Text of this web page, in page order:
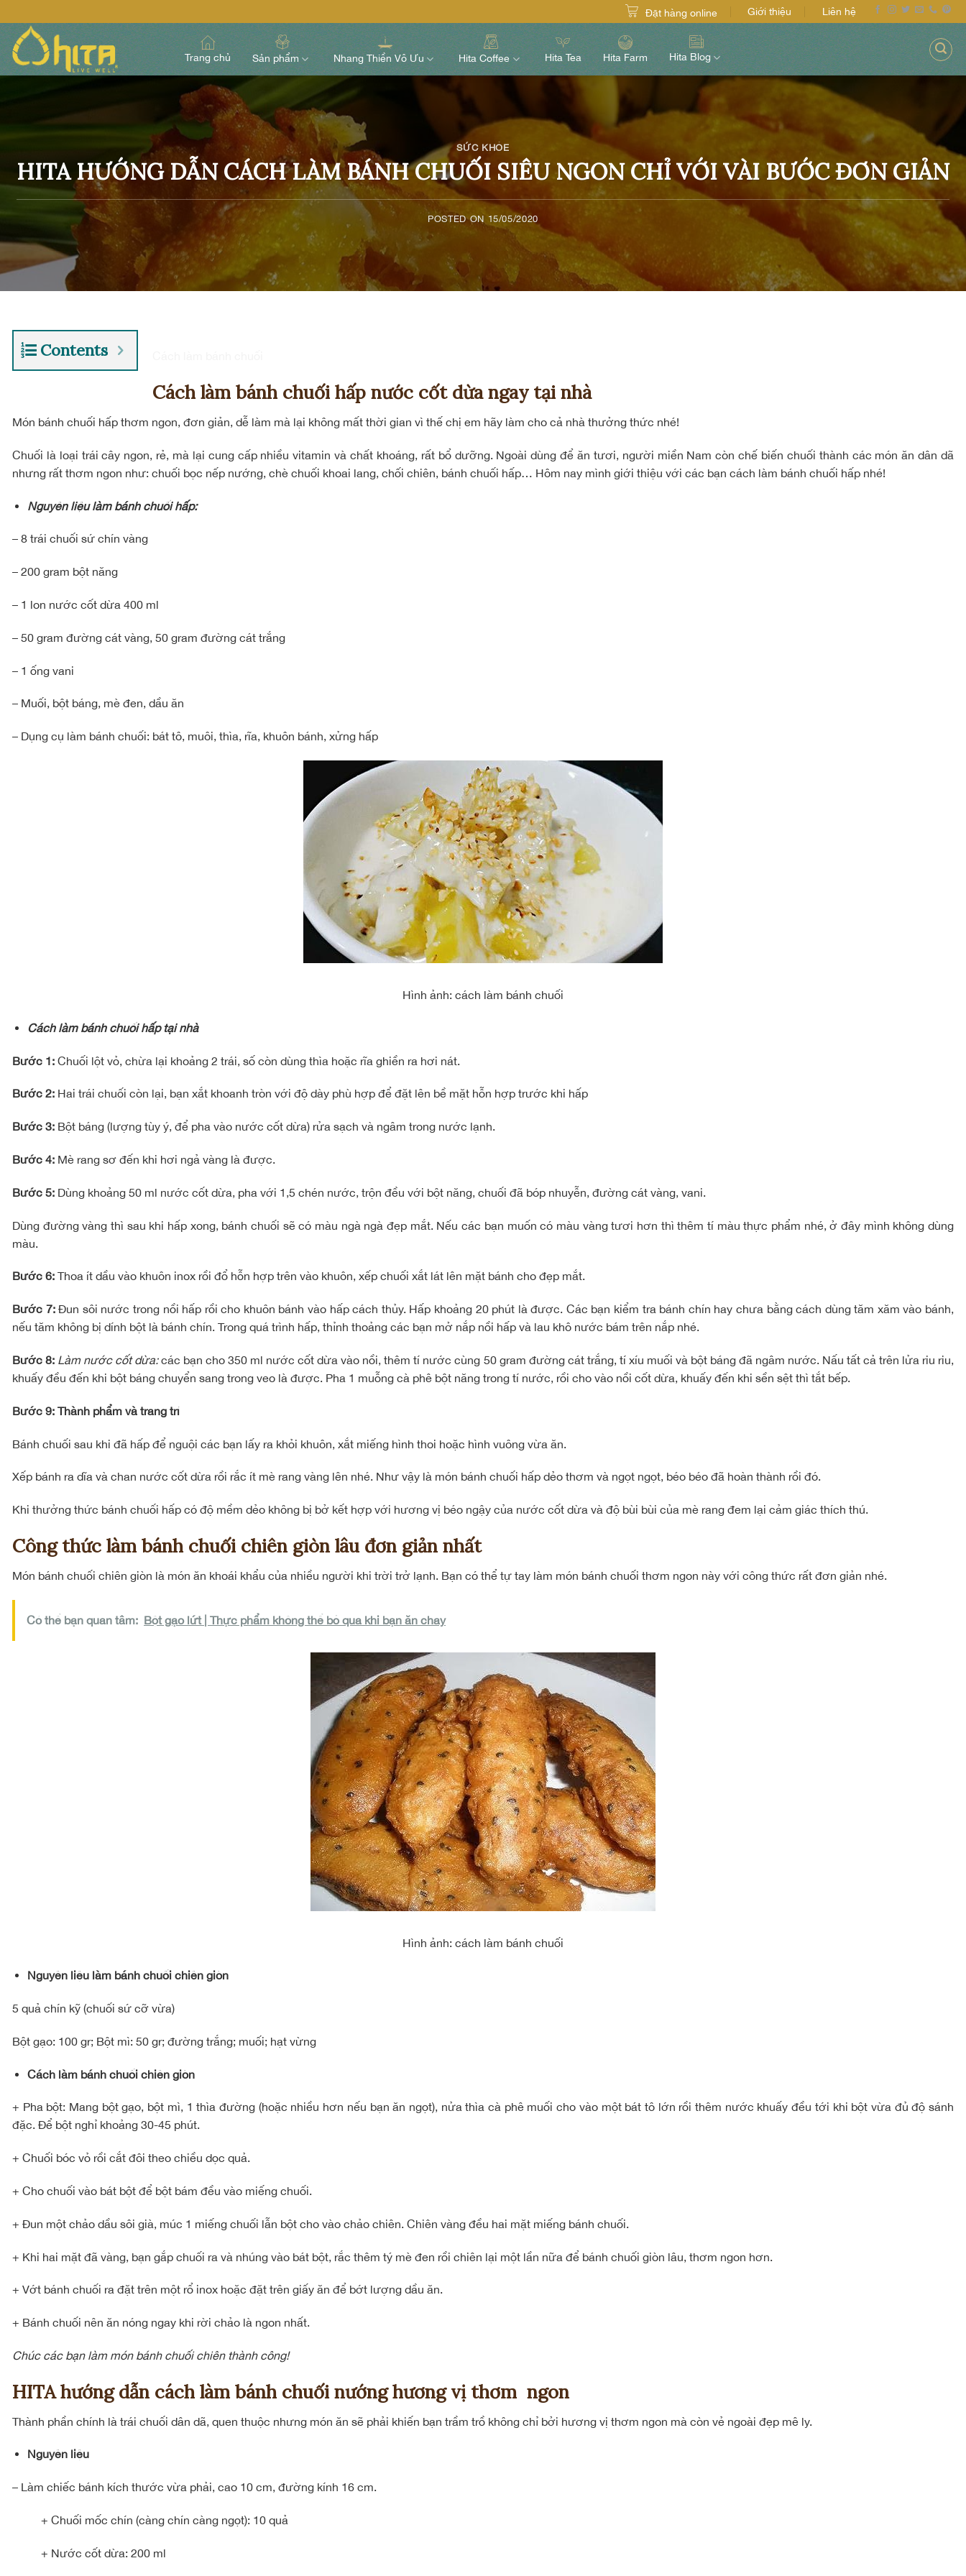
to
content
Đặt hàng online Giới thiệu Liên hệ
Trang chủ Sản phẩm Nhang Thiền Vô Ưu Hita Coffee Hita Tea Hita Farm Hita Blog
SỨC KHỎE
HITA HƯỚNG DẪN CÁCH LÀM BÁNH CHUỐI SIÊU NGON CHỈ VỚI VÀI BƯỚC ĐƠN GIẢN
POSTED ON 15/05/2020
Contents
Cách làm bánh chuối hấp nước cốt dừa ngay tại nhà
Món bánh chuối hấp thơm ngon, đơn giản, dễ làm mà lại không mất thời gian vì thế chị em hãy làm cho cả nhà thưởng thức nhé!
Chuối là loại trái cây ngon, rẻ, mà lại cung cấp nhiều vitamin và chất khoáng, rất bổ dưỡng. Ngoài dùng để ăn tươi, người miền Nam còn chế biến chuối thành các món ăn dân dã
nhưng rất thơm ngon như: chuối bọc nếp nướng, chè chuối khoai lang, chối chiên, bánh chuối hấp… Hôm nay mình giới thiệu với các bạn cách làm bánh chuối hấp nhé!
Nguyên liệu làm bánh chuối hấp:
– 8 trái chuối sứ chín vàng
– 200 gram bột năng
– 1 lon nước cốt dừa 400 ml
– 50 gram đường cát vàng, 50 gram đường cát trắng
– 1 ống vani
– Muối, bột báng, mè đen, dầu ăn
– Dụng cụ làm bánh chuối: bát tô, muôi, thìa, rĩa, khuôn bánh, xửng hấp
Hình ảnh: cách làm bánh chuối
Cách làm bánh chuối hấp tại nhà
Bước 1: Chuối lột vỏ, chừa lại khoảng 2 trái, số còn dùng thìa hoặc rĩa ghiền ra hơi nát.
Bước 2: Hai trái chuối còn lại, bạn xắt khoanh tròn với độ dày phù hợp để đặt lên bề mặt hỗn hợp trước khi hấp
Bước 3: Bột báng (lượng tùy ý, để pha vào nước cốt dừa) rửa sạch và ngâm trong nước lạnh.
Bước 4: Mè rang sơ đến khi hơi ngả vàng là được.
Bước 5: Dùng khoảng 50 ml nước cốt dừa, pha với 1,5 chén nước, trộn đều với bột năng, chuối đã bóp nhuyễn, đường cát vàng, vani.
Dùng đường vàng thì sau khi hấp xong, bánh chuối sẽ có màu ngà ngà đẹp mắt. Nếu các bạn muốn có màu vàng tươi hơn thì thêm tí màu thực phẩm nhé, ở đây mình không dùng
màu.
Bước 6: Thoa ít dầu vào khuôn inox rồi đổ hỗn hợp trên vào khuôn, xếp chuối xắt lát lên mặt bánh cho đẹp mắt.
Bước 7:Đun sôi nước trong nồi hấp rồi cho khuôn bánh vào hấp cách thủy. Hấp khoảng 20 phút là được. Các bạn kiểm tra bánh chín hay chưa bằng cách dùng tăm xăm vào bánh,
nếu tăm không bị dính bột là bánh chín. Trong quá trình hấp, thỉnh thoảng các bạn mở nắp nồi hấp và lau khô nước bám trên nắp nhé.
Bước 8: Làm nước cốt dừa:các bạn cho 350 ml nước cốt dừa vào nồi, thêm tí nước cùng 50 gram đường cát trắng, tí xíu muối và bột báng đã ngâm nước. Nấu tất cả trên lửa riu riu,
khuấy đều đến khi bột báng chuyển sang trong veo là được. Pha 1 muỗng cà phê bột năng trong tí nước, rồi cho vào nồi cốt dừa, khuấy đến khi sền sệt thì tắt bếp.
Bước 9: Thành phẩm và trang trí
Bánh chuối sau khi đã hấp để nguội các bạn lấy ra khỏi khuôn, xắt miếng hình thoi hoặc hình vuông vừa ăn.
Xếp bánh ra dĩa và chan nước cốt dừa rồi rắc ít mè rang vàng lên nhé. Như vậy là món bánh chuối hấp dẻo thơm và ngọt ngọt, béo béo đã hoàn thành rồi đó.
Khi thưởng thức bánh chuối hấp có độ mềm dẻo không bị bở kết hợp với hương vị béo ngậy của nước cốt dừa và độ bùi bùi của mè rang đem lại cảm giác thích thú.
Công thức làm bánh chuối chiên giòn lâu đơn giản nhất
Món bánh chuối chiên giòn là món ăn khoái khẩu của nhiều người khi trời trở lạnh. Bạn có thể tự tay làm món bánh chuối thơm ngon này với công thức rất đơn giản nhé.
Có thể bạn quan tâm: Bột gạo lứt | Thực phẩm không thể bỏ qua khi bạn ăn chay
Hình ảnh: cách làm bánh chuối
Nguyên liệu làm bánh chuối chiên giòn
5 quả chín kỹ (chuối sứ cỡ vừa)
Bột gạo: 100 gr; Bột mì: 50 gr; đường trắng; muối; hạt vừng
Cách làm bánh chuối chiên giòn
+ Pha bột: Mang bột gạo, bột mì, 1 thìa đường (hoặc nhiều hơn nếu bạn ăn ngọt), nửa thìa cà phê muối cho vào một bát tô lớn rồi thêm nước khuấy đều tới khi bột vừa đủ độ sánh
đặc. Để bột nghỉ khoảng 30-45 phút.
+ Chuối bóc vỏ rồi cắt đôi theo chiều dọc quả.
+ Cho chuối vào bát bột để bột bám đều vào miếng chuối.
+ Đun một chảo dầu sôi già, múc 1 miếng chuối lẫn bột cho vào chảo chiên. Chiên vàng đều hai mặt miếng bánh chuối.
+ Khi hai mặt đã vàng, bạn gắp chuối ra và nhúng vào bát bột, rắc thêm tý mè đen rồi chiên lại một lần nữa để bánh chuối giòn lâu, thơm ngon hơn.
+ Vớt bánh chuối ra đặt trên một rổ inox hoặc đặt trên giấy ăn để bớt lượng dầu ăn.
+ Bánh chuối nên ăn nóng ngay khi rời chảo là ngon nhất.
Chúc các bạn làm món bánh chuối chiên thành công!
HITA hướng dẫn cách làm bánh chuối nướng hương vị thơm ngon
Thành phần chính là trái chuối dân dã, quen thuộc nhưng món ăn sẽ phải khiến bạn trầm trồ không chỉ bởi hương vị thơm ngon mà còn vẻ ngoài đẹp mê ly.
Nguyên liệu
– Làm chiếc bánh kích thước vừa phải, cao 10 cm, đường kính 16 cm.
+ Chuối mốc chín (càng chín càng ngọt): 10 quả
+ Nước cốt dừa: 200 ml